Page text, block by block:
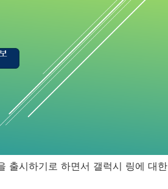
출시하기로 하면서 갤럭시 링에 대한